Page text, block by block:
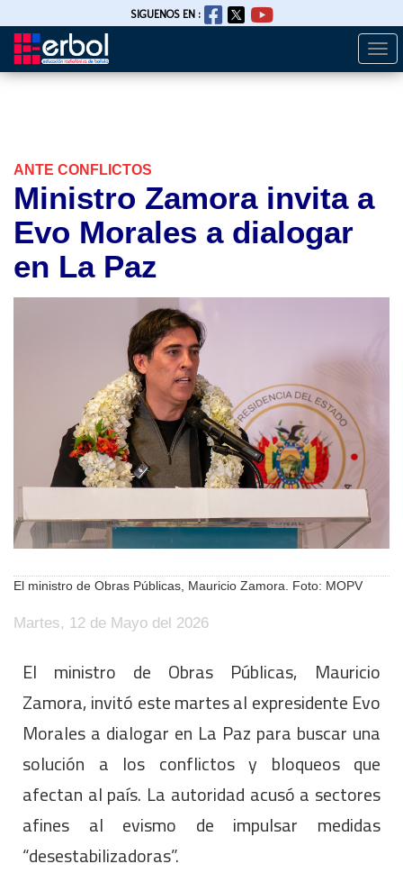
Pasar
SIGUENOS EN :
ANTE CONFLICTOS
Ministro Zamora invita a
Evo Morales a dialogar
en La Paz
El ministro de Obras Públicas, Mauricio Zamora. Foto: MOPV
Martes, 12 de Mayo del 2026
El ministro de Obras Públicas, Mauricio
Zamora, invitó este martes al expresidente Evo
Morales a dialogar en La Paz para buscar una
solución a los conflictos y bloqueos que
afectan al país. La autoridad acusó a sectores
afines al evismo de impulsar medidas
“desestabilizadoras”.